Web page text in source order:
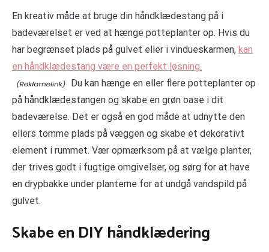
En kreativ måde at bruge din håndklædestang på i
badeværelset er ved at hænge potteplanter op. Hvis du
har begrænset plads på gulvet eller i vindueskarmen, kan
en håndklædestang være en perfekt løsning.
Du kan hænge en eller flere potteplanter op
på håndklædestangen og skabe en grøn oase i dit
badeværelse. Det er også en god måde at udnytte den
ellers tomme plads på væggen og skabe et dekorativt
element i rummet. Vær opmærksom på at vælge planter,
der trives godt i fugtige omgivelser, og sørg for at have
en drypbakke under planterne for at undgå vandspild på
gulvet.
Skabe en DIY håndklædering